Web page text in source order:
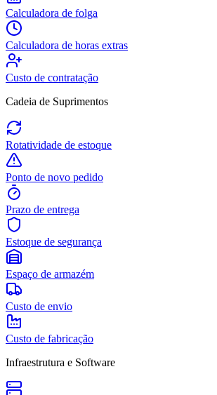
Calculadora de folga
Calculadora de horas extras
Custo de contratação
Cadeia de Suprimentos
Rotatividade de estoque
Ponto de novo pedido
Prazo de entrega
Estoque de segurança
Espaço de armazém
Custo de envio
Custo de fabricação
Infraestrutura e Software